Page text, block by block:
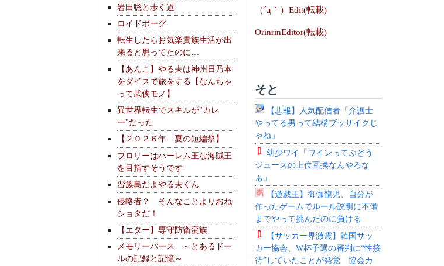
岩田聡と歩く道
ロイドボーグ
転生したらお気楽貴族生活が出
来ると思ってたのに…
【あんこ】やる夫は神州日乃本
をダイスで旅をする【なんちゃ
って武侠モノ】
異世界転生でスキルが"カレ
ー"だった
【２０２６年 夏の短編祭】
ブロリーはハーレム王な海賊王
を目指すそうです
蛮族島だよやる夫くん
侵略者？ そんなことよりおね
ショタだ！
【エター】専守防衛蛮族
メモリーバース ～とあるドー
ルの記録と記憶～
（´д｀）Edit(転載)
OrinrinEditor(転載)
そと
【悲報】人気配信者「介護士
やってる男って結構ブッサイクじ
ゃね」
幼少ワイ「ワインってぶどう
ジュースの上位互換なんやろな
ぁ」
【遊戯王】御伽龍児、自分が
作ったゲームでルール説明に不備
までやって挑んだのに負ける
【サッカー界激震】韓国サッ
カー協会、W杯予選の審判に“性接
待”していたことが発覚 協会カ